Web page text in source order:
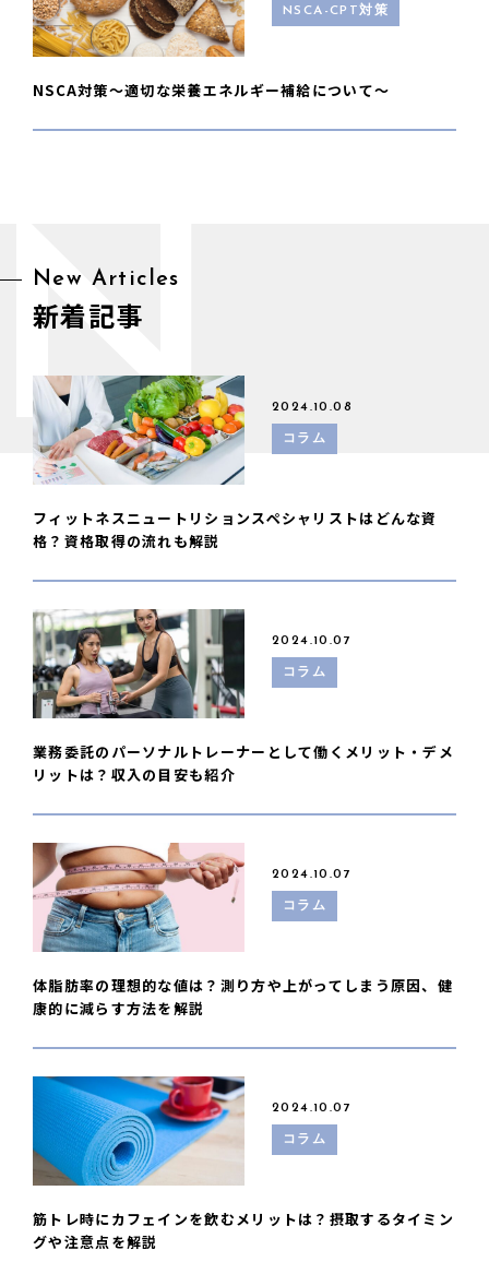
NSCA-CPT対策
NSCA対策〜適切な栄養エネルギー補給について〜
New Articles
新着記事
2024.10.08
コラム
フィットネスニュートリションスペシャリストはどんな資
格？資格取得の流れも解説
2024.10.07
コラム
業務委託のパーソナルトレーナーとして働くメリット・デメ
リットは？収入の目安も紹介
2024.10.07
コラム
体脂肪率の理想的な値は？測り方や上がってしまう原因、健
康的に減らす方法を解説
2024.10.07
コラム
筋トレ時にカフェインを飲むメリットは？摂取するタイミン
グや注意点を解説